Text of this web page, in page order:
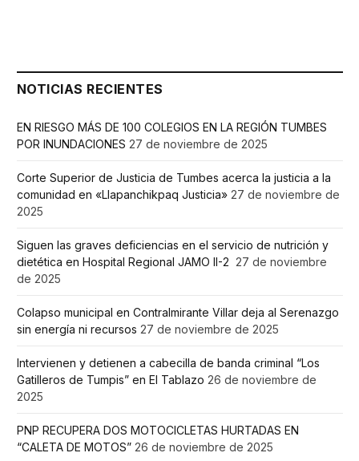
NOTICIAS RECIENTES
EN RIESGO MÁS DE 100 COLEGIOS EN LA REGIÓN TUMBES
POR INUNDACIONES 27 de noviembre de 2025
Corte Superior de Justicia de Tumbes acerca la justicia a la
comunidad en «Llapanchikpaq Justicia» 27 de noviembre de
2025
Siguen las graves deficiencias en el servicio de nutrición y
dietética en Hospital Regional JAMO II-2 27 de noviembre
de 2025
Colapso municipal en Contralmirante Villar deja al Serenazgo
sin energía ni recursos 27 de noviembre de 2025
Intervienen y detienen a cabecilla de banda criminal “Los
Gatilleros de Tumpis” en El Tablazo 26 de noviembre de
2025
PNP RECUPERA DOS MOTOCICLETAS HURTADAS EN
“CALETA DE MOTOS” 26 de noviembre de 2025